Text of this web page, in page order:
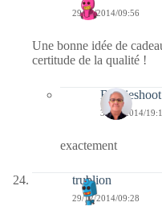
29/12/2014/09:56
Une bonne idée de
certitude de la qualité !
Bernieshoot
30/12/2014/
exactement
trublion
29/12/2014/09:28